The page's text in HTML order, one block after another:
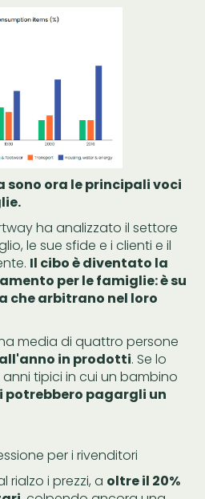
sono ora le principali voci
ha analizzato il settore
le sue sfide e i clienti e il
Il cibo è diventato la
per le famiglie: è su
che arbitrano nel loro
media di quattro persone
all'anno in prodotti. Se lo
tipici in cui un bambino
potrebbero pagargli un
per i rivenditori
rialzo i prezzi, a oltre il 20%